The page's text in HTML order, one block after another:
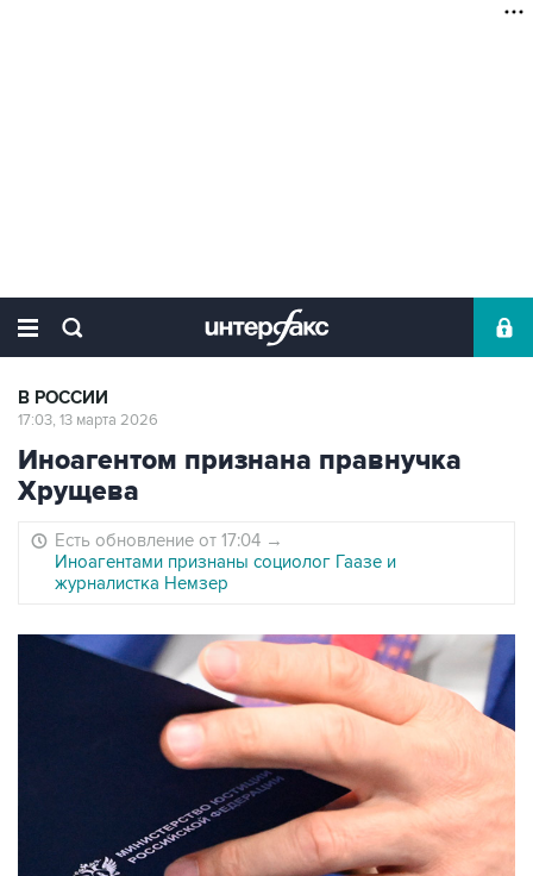
В РОССИИ
17:03, 13 марта 2026
Иноагентом признана правнучка
Хрущева
Есть обновление от 17:04 →
Иноагентами признаны социолог Гаазе и
журналистка Немзер